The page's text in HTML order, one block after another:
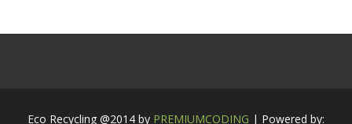
Eco Recycling @2014 by PREMIUMCODING | Powered by: